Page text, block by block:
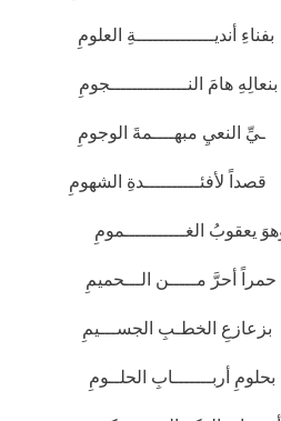
أنديــــــــــــــةِ العلومِ
هامَ النــــــــــــــجومِ
النعيِ مبهــــمةَ الوجومِ
لأفئــــــــــدةِ الشهومِ
يعقوبُ الغـــــــــــمومِ
أحرَّ مـــــن الـــحميمِ
الخطـبِ الجســـيمِ
أربـــــــابِ الحلــومِ